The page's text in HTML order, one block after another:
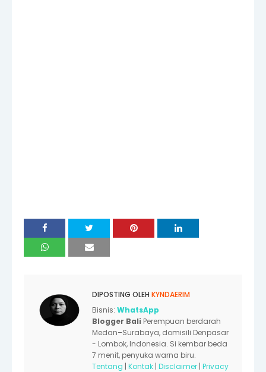
DIPOSTING OLEH KYNDAERIM
Bisnis: WhatsApp
Blogger Bali Perempuan berdarah
Medan–Surabaya, domisili Denpasar
- Lombok, Indonesia. Si kembar beda
7 menit, penyuka warna biru.
Tentang | Kontak | Disclaimer | Privacy